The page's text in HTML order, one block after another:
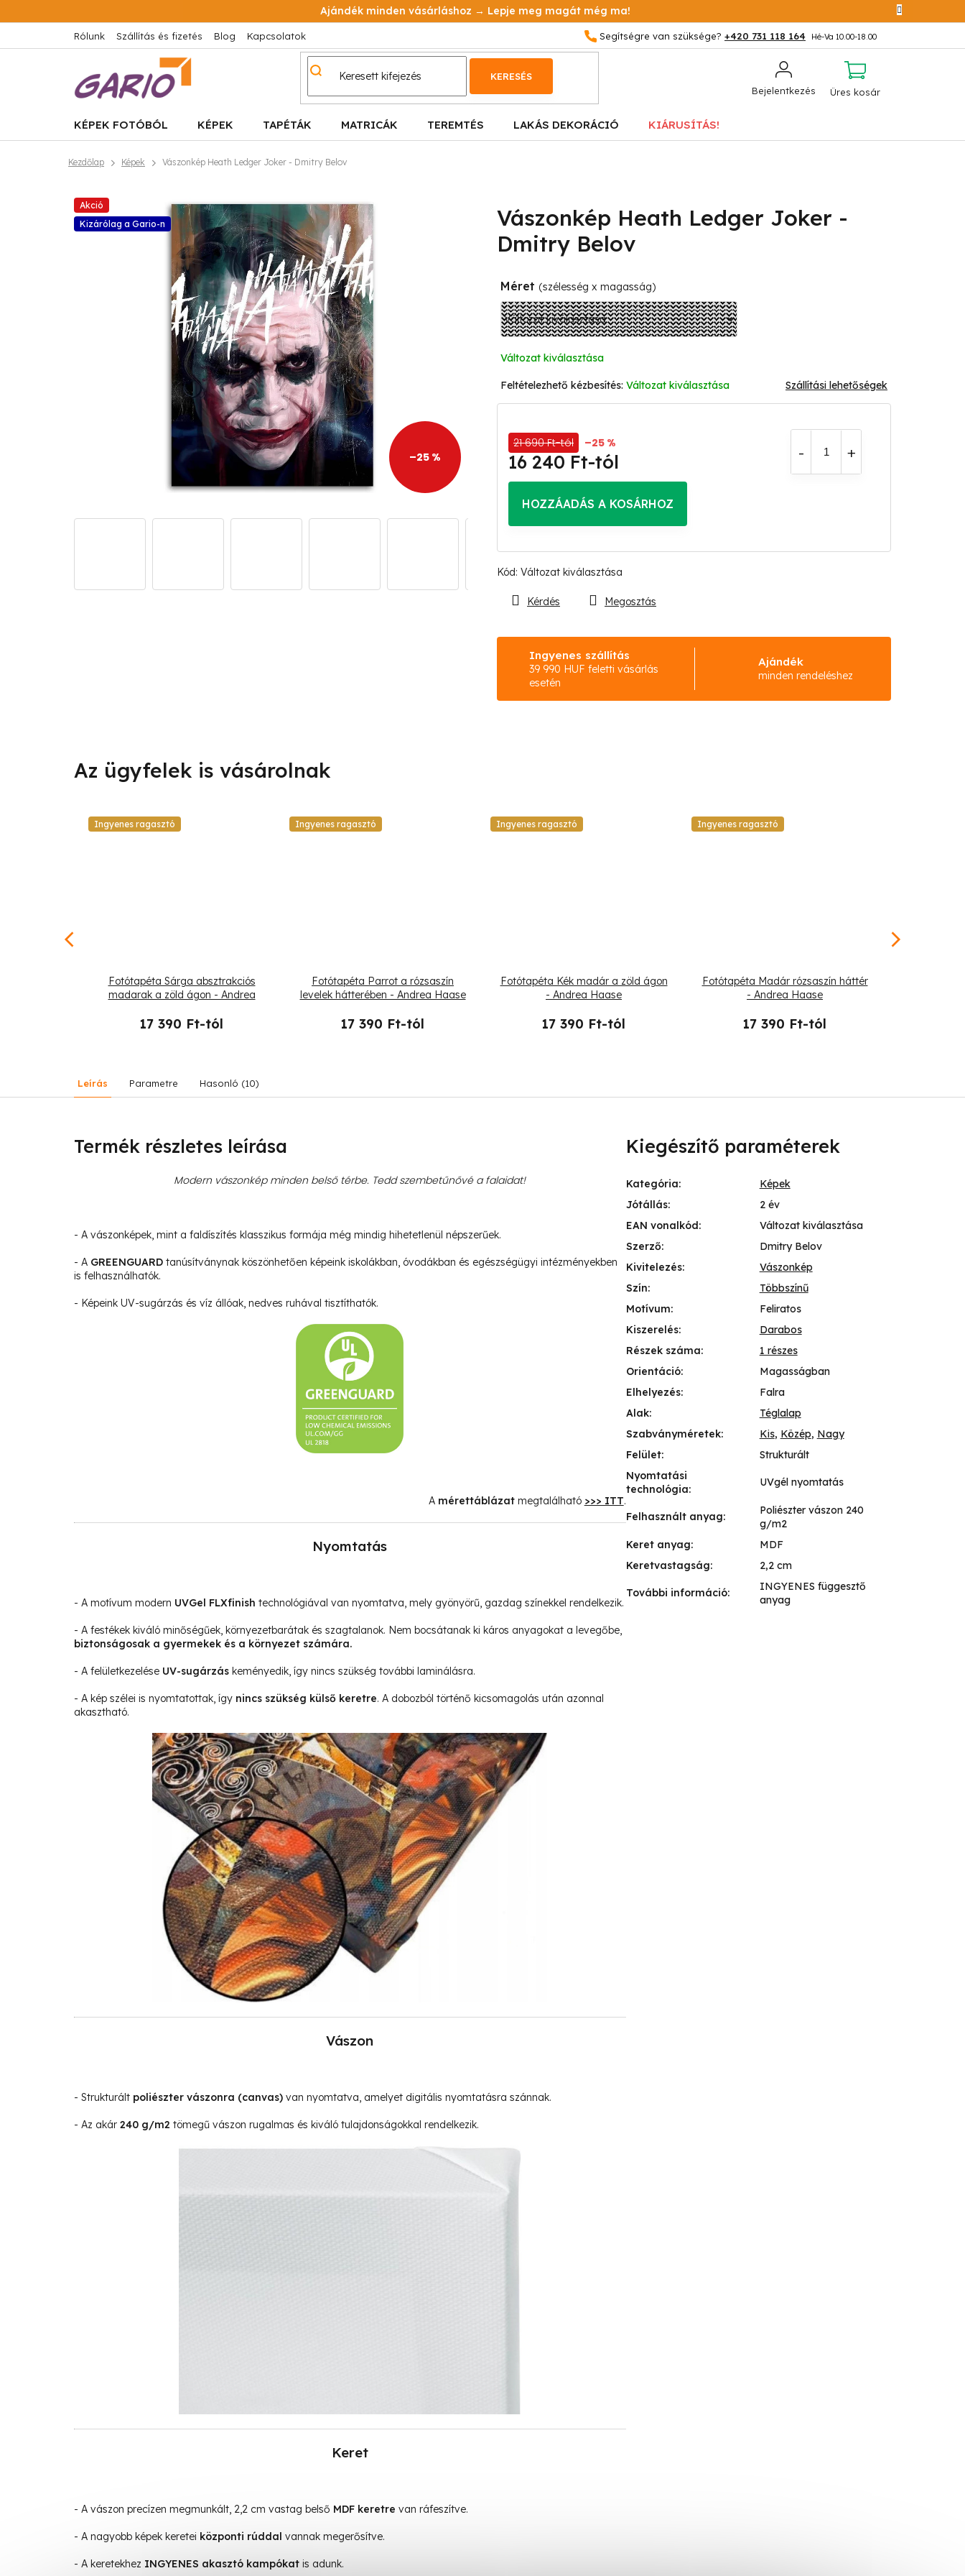
a
tartalomhoz
Ajándék minden vásárláshoz → Lepje meg magát még ma!
+420 731 118 164
Rólunk Szállítás és fizetés Blog Kapcsolatok
Bejelentkezés
KERESÉS
KOSÁR
Üres kosár
KÉPEK FOTÓBÓL KÉPEK TAPÉTÁK MATRICÁK TEREMTÉS LAKÁS DEKORÁCIÓ KIÁRUSÍTÁS!
Kezdőlap Képek Vászonkép Heath Ledger Joker - Dmitry Belov
Akció
Kizárólag a Gario-n
–25 %
Vászonkép Heath Ledger Joker -
Dmitry Belov
Kód: Változat kiválasztása
Méret (szélesség x magasság)
Változat kiválasztása
Változat kiválasztása Szállítási lehetőségek
21 690 Ft-tól –25 %
16 240 Ft-tól
HOZZÁADÁS A KOSÁRHOZ
Ingyenes szállítás
39 990 HUF feletti vásárlás
esetén
Ajándék
minden rendeléshez
Kérdés Megosztás
Ingyenes ragasztó
Fotótapéta Sárga absztrakciós
madarak a zöld ágon - Andrea
17 390 Ft-tól
Ingyenes ragasztó
Fotótapéta Parrot a rózsaszín
levelek hátterében - Andrea Haase
17 390 Ft-tól
Ingyenes ragasztó
Fotótapéta Kék madár a zöld ágon
- Andrea Haase
17 390 Ft-tól
Ingyenes ragasztó
Fotótapéta Madár rózsaszín háttér
- Andrea Haase
17 390 Ft-tól
Leírás Parametre Hasonló (10)
Termék részletes leírása
Modern vászonkép minden belső térbe. Tedd szembetűnővé a falaidat!
- A vászonképek, mint a faldíszítés klasszikus formája még mindig hihetetlenül népszerűek.
- A GREENGUARD tanúsítványnak köszönhetően képeink iskolákban, óvodákban és egészségügyi intézményekben
is felhasználhatók.
- Képeink UV-sugárzás és víz állóak, nedves ruhával tisztíthatók.
A mérettáblázat megtalálható >>> ITT.
Nyomtatás
- A motívum modern UVGel FLXfinish technológiával van nyomtatva, mely gyönyörű, gazdag színekkel rendelkezik.
- A festékek kiváló minőségűek, környezetbarátak és szagtalanok. Nem bocsátanak ki káros anyagokat a levegőbe,
biztonságosak a gyermekek és a környezet számára.
- A felületkezelése UV-sugárzás keményedik, így nincs szükség további laminálásra.
- A kép szélei is nyomtatottak, így nincs szükség külső keretre. A dobozból történő kicsomagolás után azonnal
akasztható.
Vászon
- Strukturált poliészter vászonra (canvas) van nyomtatva, amelyet digitális nyomtatásra szánnak.
- Az akár 240 g/m2 tömegű vászon rugalmas és kiváló tulajdonságokkal rendelkezik.
Keret
- A vászon precízen megmunkált, 2,2 cm vastag belső MDF keretre van ráfeszítve.
- A nagyobb képek keretei központi rúddal vannak megerősítve.
- A keretekhez INGYENES akasztó kampókat is adunk.
Kiegészítő paraméterek
Kategória:
Képek
Jótállás:
2 év
EAN vonalkód:
Változat kiválasztása
Szerző:
Dmitry Belov
Kivitelezés:
Vászonkép
Szín:
Többszínű
Motívum:
Feliratos
Kiszerelés:
Darabos
Részek száma:
1 részes
Orientáció:
Magasságban
Elhelyezés:
Falra
Alak:
Téglalap
Szabványméretek: Kis, Közép, Nagy
Felület:
Strukturált
Nyomtatási
technológia:
UVgél nyomtatás
Felhasznált anyag:
Poliészter vászon 240
g/m2
Keret anyag:
MDF
Keretvastagság: 2,2 cm
További információ:
INGYENES függesztő
anyag